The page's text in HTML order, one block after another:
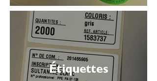
Étiquettes